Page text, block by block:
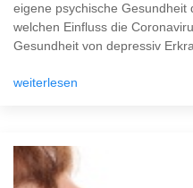
eigene psychische Gesundheit
welchen Einfluss die
Gesundheit von depressiv
weiterlesen